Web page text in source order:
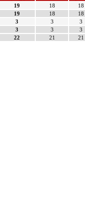
19 18
18
19 18
18
3 3
3
3 3
3
22 21 21